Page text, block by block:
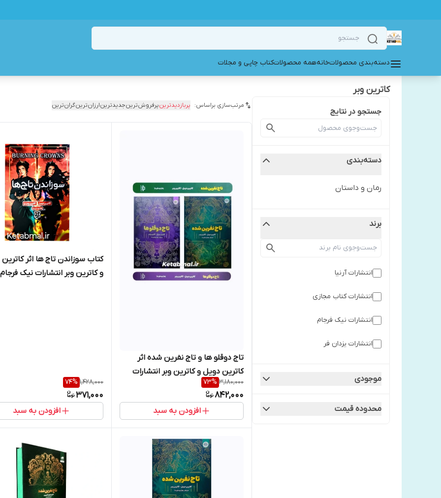
دسته‌بندی محصولاتخانههمه محصولاتکتاب چاپی و مجلات
کاترین وبر
جستجو در نتایج
دسته‌بندی
رمان و داستان
برند
انتشارات آرنیا
انتشارات کتاب مجازی
انتشارات نیک فرجام
انتشارات یزدان فر
موجودی
محدوده قیمت
مرتب‌سازی براساس: پربازدیدترینپرفروش‌ترینجدیدترینارزان‌ترینگران‌ترین
تاج دوقلو ها و تاج نفرین شده اثر
کاترین دویل و کاترین وبر انتشارات
یزدان فر
3,180,000
73%
842,000
افزودن به سبد
کتاب سوزاندن تاج ها اثر
و کاترین وبر انتشارات نیک فرجام
1,428,000
74%
371,000
افزودن به سبد